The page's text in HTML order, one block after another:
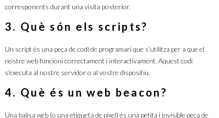
corresponents durant una visita posterior.
3. Què són els scripts?
Un script és una peça de codi de programari que s’utilitza per a que el
nostre web funcioni correctament i interactivament. Aquest codi
s’executa al nostre servidor o al vostre dispositiu.
4. Què és un web beacon?
Una balisa web (o una etiqueta de píxel) és una petita i invisible peça de